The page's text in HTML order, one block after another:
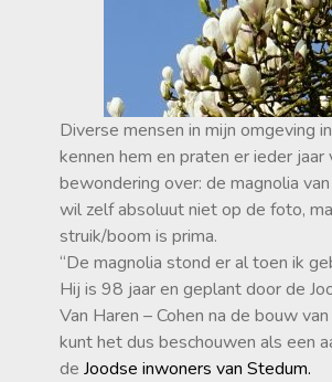
Diverse mensen in mijn omgeving
kennen hem en praten er ieder jaar
bewondering over: de magnolia
wil zelf absoluut niet op de foto,
struik/boom is prima.
“De magnolia stond er al toen ik
Hij is 98 jaar en geplant door de
Van Haren – Cohen na de bouw van
kunt het dus beschouwen als een
de Joodse inwoners van Stedum.